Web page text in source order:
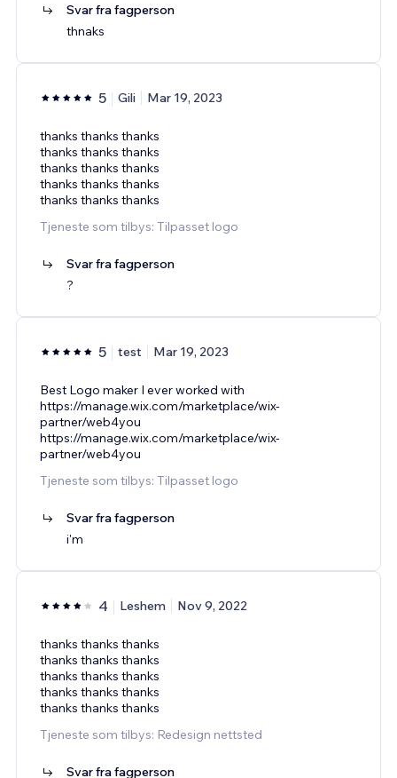
Svar fra fagperson
thnaks
5 Gili Mar 19, 2023
thanks thanks thanks
thanks thanks thanks
thanks thanks thanks
thanks thanks thanks
thanks thanks thanks
Tjeneste som tilbys: Tilpasset logo
Svar fra fagperson
?
5 test Mar 19, 2023
Best Logo maker I ever worked with
https://manage.wix.com/marketplace/wix-
partner/web4you
https://manage.wix.com/marketplace/wix-
partner/web4you
Tjeneste som tilbys: Tilpasset logo
Svar fra fagperson
i'm
4 Leshem Nov 9, 2022
thanks thanks thanks
thanks thanks thanks
thanks thanks thanks
thanks thanks thanks
thanks thanks thanks
Tjeneste som tilbys: Redesign nettsted
Svar fra fagperson